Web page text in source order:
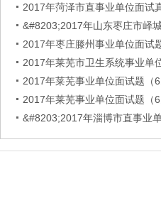
2017年菏泽市直事业单位面试
&#8203;2017年山东枣庄市峄
2017年枣庄滕州事业单位面试
2017年莱芜市卫生系统事业单
2017年莱芜事业单位面试题（6
2017年莱芜事业单位面试题（6
&#8203;2017年淄博市直事业